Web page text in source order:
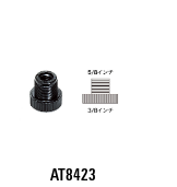
AT8423